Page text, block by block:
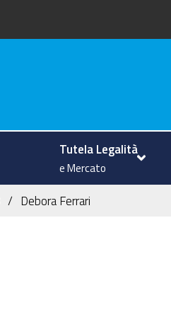
Tutela Legalità
e Mercato
Debora Ferrari